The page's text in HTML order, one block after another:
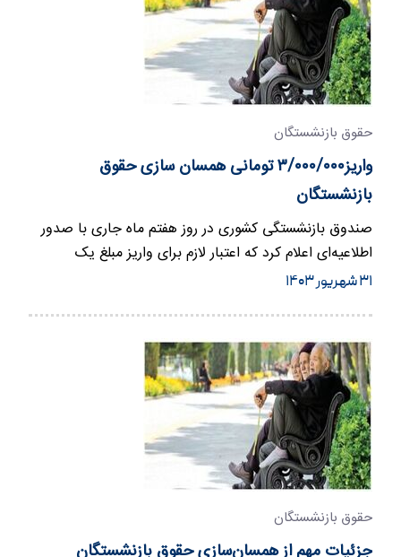
حقوق بازنشستگان
واریز۳/۰۰۰/۰۰۰ تومانی همسان سازی حقوق
بازنشستگان
صندوق بازنشستگی کشوری در روز هفتم ماه جاری با صدور
اطلاعیه‌ای اعلام کرد که اعتبار لازم برای واریز مبلغ یک‌
میلیون…
۳۱ شهریور ۱۴۰۳
حقوق بازنشستگان